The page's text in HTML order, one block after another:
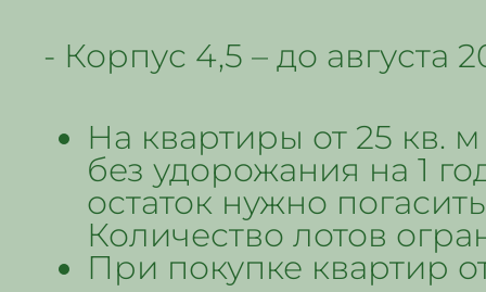
- Корпус 4,5 – до августа
На квартиры от 25 кв.
без удорожания на 1
остаток нужно
Количество лотов
При покупке квартир